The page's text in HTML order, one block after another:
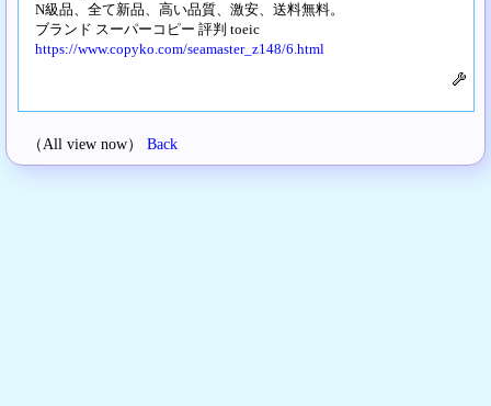
N級品、全て新品、高い品質、激安、送料無料。
ブランド スーパーコピー 評判 toeic
https://www.copyko.com/seamaster_z148/6.html
（All view now） Back